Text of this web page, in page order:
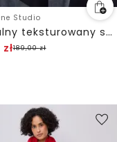
Studio
Przytulny teksturowany szalik
zł189,00zł